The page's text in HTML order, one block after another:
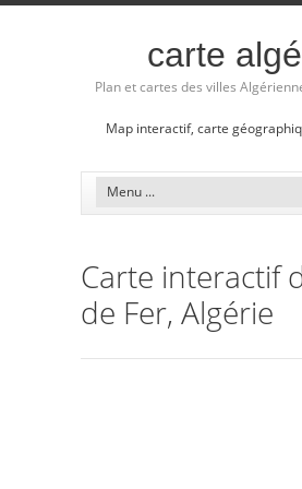
carte
Map interactif, carte
Carte interactif
de Fer, Algérie